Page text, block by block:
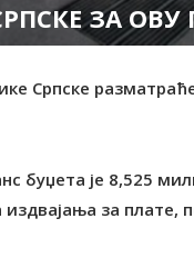
ЗА
Српске
буџета је 8,525
за плате,